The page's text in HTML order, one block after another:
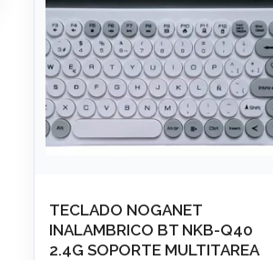
TECLADO NOGANET
INALAMBRICO BT NKB-Q40
2.4G SOPORTE MULTITAREA